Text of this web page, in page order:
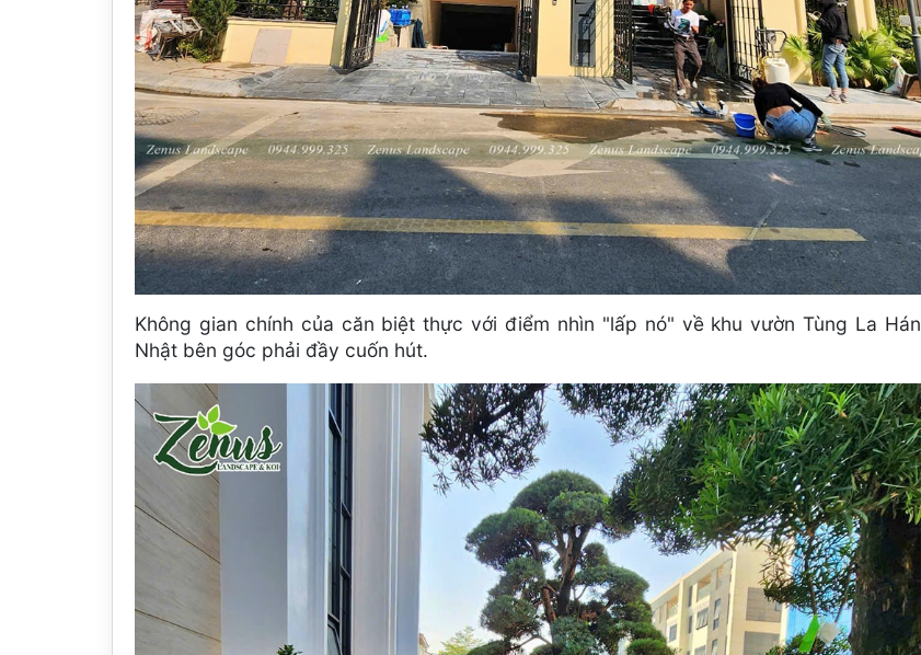
Không gian chính của căn biệt thực với điểm nhìn "lấp nó" về khu vườn Tùng La Hán
Nhật bên góc phải đầy cuốn hút.